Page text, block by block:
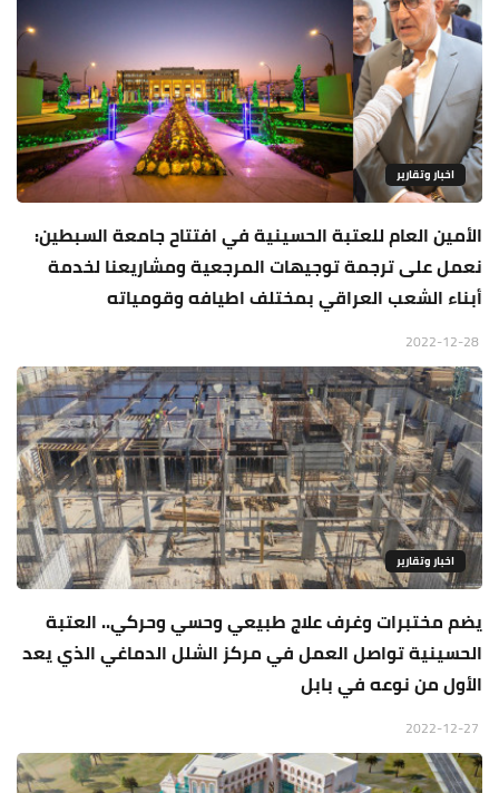
اخبار وتقارير
الأمين العام للعتبة الحسينية في افتتاح جامعة السبطين:
نعمل على ترجمة توجيهات المرجعية ومشاريعنا لخدمة
أبناء الشعب العراقي بمختلف اطيافه وقومياته
اخبار وتقارير
يضم مختبرات وغرف علاج طبيعي وحسي وحركي.. العتبة
الحسينية تواصل العمل في مركز الشلل الدماغي الذي يعد
الأول من نوعه في بابل